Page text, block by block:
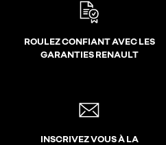
ROULEZ CONFIANT AVEC LES
GARANTIES RENAULT
INSCRIVEZ VOUS À LA